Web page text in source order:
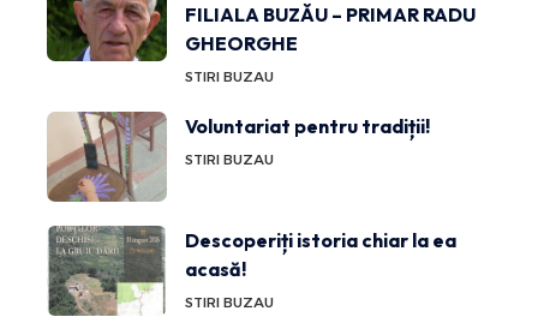
FILIALA BUZĂU – PRIMAR RADU
GHEORGHE
STIRI BUZAU
Voluntariat pentru tradiții!
STIRI BUZAU
Descoperiți istoria chiar la ea
acasă!
STIRI BUZAU